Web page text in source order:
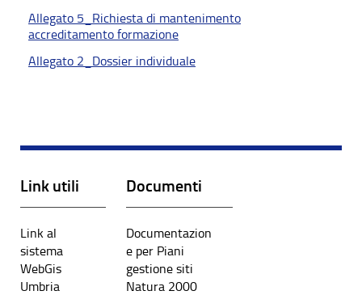
Allegato 5_Richiesta di mantenimento
accreditamento formazione
Allegato 2_Dossier individuale
Link utili
Link al
sistema
WebGis
Umbria
Documenti
Documentazion
e per Piani
gestione siti
Natura 2000